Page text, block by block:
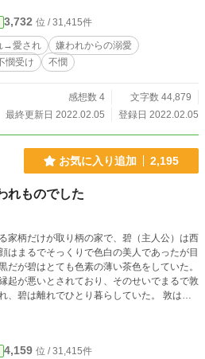
3,732 位 / 31,415件
→愛され
嫌われからの溺愛
憫受け 不憫
感想数 4
文字数 44,879
最終更新日 2022.02.05
登録日 2022.02.05
お気に入り追加 2,195
れものでした
家柄だけが取り柄の家で、碧（主人公）は西
はまるでそっくりで色白の美人であったが目
だが碧はとても色素の薄い茶色をしていた。
起が悪いとされており、そのせいでまるで敦
、碧は離れでひとり暮らしていた。 敦は星
御用達の中高一貫の男子校に通っており、碧
園は中等部は自宅から通い、高等部から寮で
碧は義務教育が終わり、このまま家を出るこ
敦が学校の階段から落ち意識不明となって
4,159 位 / 31,415件